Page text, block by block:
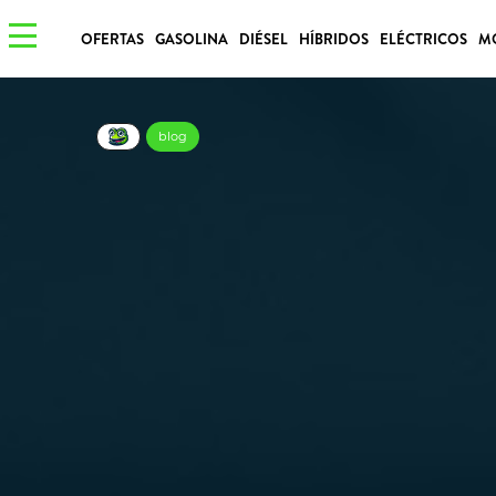
OFERTAS GASOLINA DIÉSEL HÍBRIDOS ELÉCTRICOS
blog